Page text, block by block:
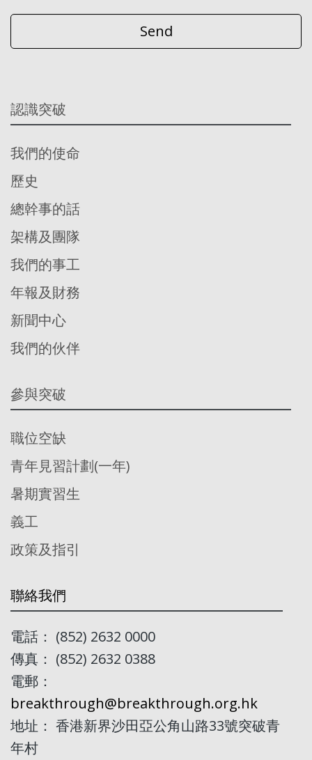
認識突破
我們的使命
歷史
總幹事的話
架構及團隊
我們的事工
年報及財務
新聞中心
我們的伙伴
參與突破
職位空缺
青年見習計劃(一年)
暑期實習生
義工
政策及指引
聯絡我們
電話： (852) 2632 0000
傳真： (852) 2632 0388
電郵：
breakthrough@breakthrough.org.hk
地址： 香港新界沙田亞公角山路33號突破青
年村